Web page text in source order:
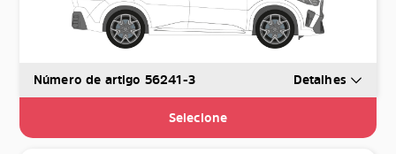
Número de artigo 56241-3 Detalhes
Selecione